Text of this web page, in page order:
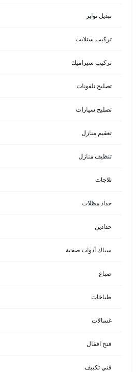
تبديل تواير
تركيب ستلايت
تركيب سيراميك
تصليح تلفونات
تصليح سيارات
تعقيم منازل
تنظيف منازل
ثلاجات
حداد مظلات
حدادين
سباك أدوات صحية
صباغ
طباخات
غسالات
فتح اقفال
فني تكييف